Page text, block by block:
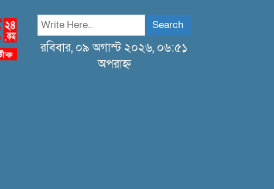
Search
রবিবার, ০৯ অগাস্ট ২০২৬, ০৬:৫১
অপরাহ্ন